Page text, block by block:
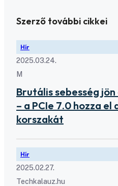
Szerző további cikkei
Hír
2025.03.24.
M
Brutális sebesség jön
– a PCIe 7.0 hozza el
korszakát
Hír
2025.02.27.
Techkalauz.hu